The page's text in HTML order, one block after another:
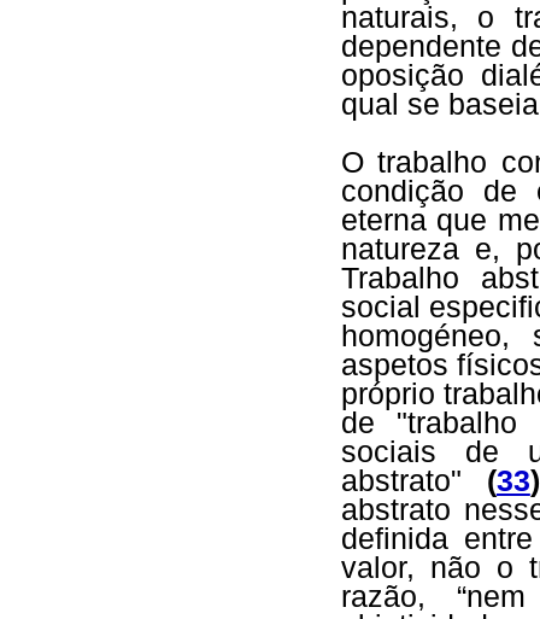
naturais, o
dependente
oposição
qual se
O trabalho
condição de
eterna que
natureza e,
Trabalho
social
aspetos
próprio
de "trabalho
sociais de
abstrato" (33)
abstrato
definida
valor, não o
razão,